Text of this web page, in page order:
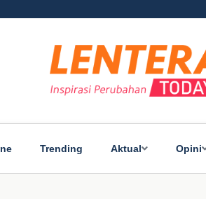
Trending Aktual Opini